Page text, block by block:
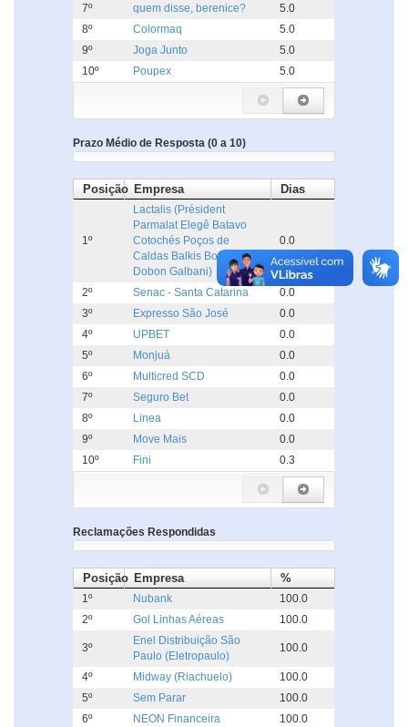
7º
quem disse, berenice?
5.0
8º
Colormaq
5.0
9º
Joga Junto
5.0
10º
Poupex 5.0
Prazo Médio de Resposta (0 a 10)
Posição Empresa Dias
1º
Lactalis (Président
Parmalat Elegê Batavo
Cotochés Poços de
Caldas Balkis Boa Nata
Dobon Galbani)
0.0
2º Senac - Santa Catarina
0.0
3º
Expresso São José
0.0
4º
UPBET
0.0
5º
Monjuá
0.0
6º
Multicred SCD
0.0
7º
Seguro Bet
0.0
8º
Linea
0.0
9º
Move Mais
0.0
10º
Fini 0.3
Reclamações Respondidas
Posição Empresa %
1º Nubank
100.0
2º
Gol Linhas Aéreas 100.0
3º
Enel Distribuição São
Paulo (Eletropaulo)
100.0
4º Midway (Riachuelo)
100.0
5º
Sem Parar
100.0
6º
NEON Financeira
100.0